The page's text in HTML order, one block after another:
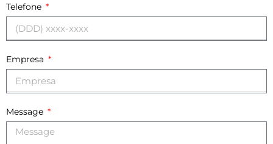
Telefone
Empresa
Message